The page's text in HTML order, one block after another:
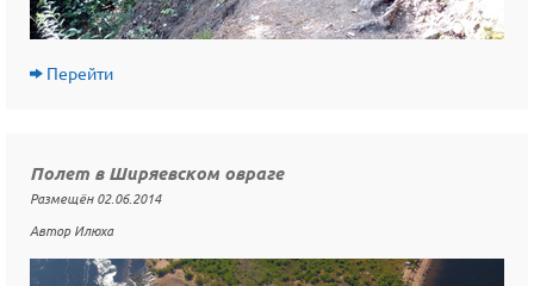
Перейти
Полет в Ширяевском овраге
Размещён 02.06.2014
Автор Илюха